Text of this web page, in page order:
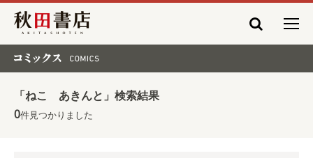
秋田書店
「ねこ あきんと」検索結果
0件見つかりました